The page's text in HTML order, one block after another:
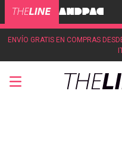
ENVÍO GRATIS EN COMPRAS